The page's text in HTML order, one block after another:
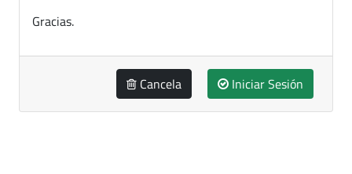
Gracias.
Cancela Iniciar Sesión